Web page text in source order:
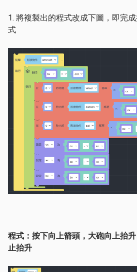
1. 將複製出的程式改成下圖，即完
式
程式：按下向上箭頭，大砲向上抬
止抬升